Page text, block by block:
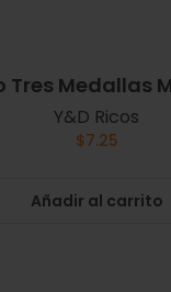
Tres Medallas
Y&D Ricos
$7.25
Añadir al carrito